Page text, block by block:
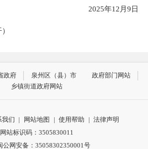
2025年12月9日
政府 泉州区（县）市
政府部门网站
乡镇街道政府网站
我们 | 网站地图 | 使用帮助 | 法律声明
网站标识码：3505830011
公网安备：35058302350001号